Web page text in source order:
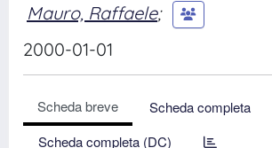
Mauro, Raffaele;
2000-01-01
Scheda breve
Scheda completa
Scheda completa (DC)